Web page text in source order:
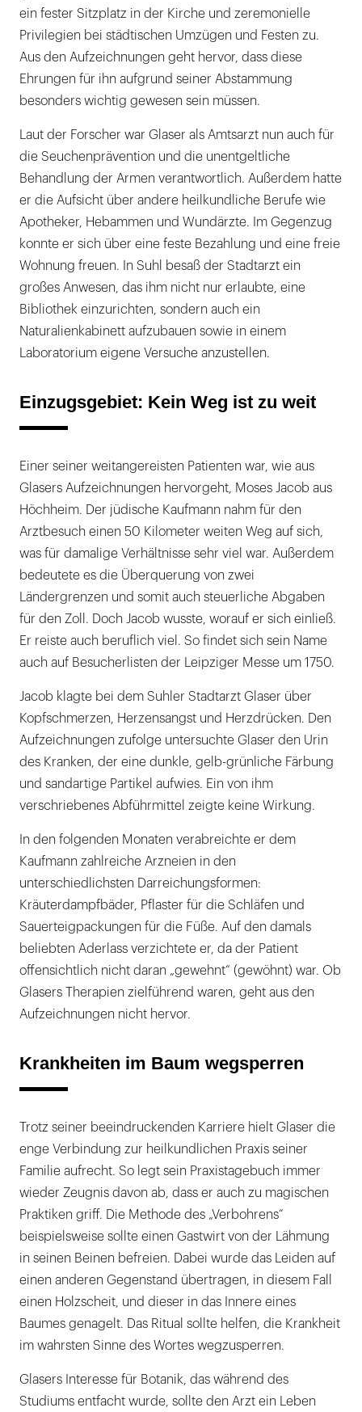
ein fester Sitzplatz in der Kirche und zeremonielle
Privilegien bei städtischen Umzügen und Festen zu.
Aus den Aufzeichnungen geht hervor, dass diese
Ehrungen für ihn aufgrund seiner Abstammung
besonders wichtig gewesen sein müssen.
Laut der Forscher war Glaser als Amtsarzt nun auch für
die Seuchenprävention und die unentgeltliche
Behandlung der Armen verantwortlich. Außerdem hatte
er die Aufsicht über andere heilkundliche Berufe wie
Apotheker, Hebammen und Wundärzte. Im Gegenzug
konnte er sich über eine feste Bezahlung und eine freie
Wohnung freuen. In Suhl besaß der Stadtarzt ein
großes Anwesen, das ihm nicht nur erlaubte, eine
Bibliothek einzurichten, sondern auch ein
Naturalienkabinett aufzubauen sowie in einem
Laboratorium eigene Versuche anzustellen.
Einzugsgebiet: Kein Weg ist zu weit
Einer seiner weitangereisten Patienten war, wie aus
Glasers Aufzeichnungen hervorgeht, Moses Jacob aus
Höchheim. Der jüdische Kaufmann nahm für den
Arztbesuch einen 50 Kilometer weiten Weg auf sich,
was für damalige Verhältnisse sehr viel war. Außerdem
bedeutete es die Überquerung von zwei
Ländergrenzen und somit auch steuerliche Abgaben
für den Zoll. Doch Jacob wusste, worauf er sich einließ.
Er reiste auch beruflich viel. So findet sich sein Name
auch auf Besucherlisten der Leipziger Messe um 1750.
Jacob klagte bei dem Suhler Stadtarzt Glaser über
Kopfschmerzen, Herzensangst und Herzdrücken. Den
Aufzeichnungen zufolge untersuchte Glaser den Urin
des Kranken, der eine dunkle, gelb-grünliche Färbung
und sandartige Partikel aufwies. Ein von ihm
verschriebenes Abführmittel zeigte keine Wirkung.
In den folgenden Monaten verabreichte er dem
Kaufmann zahlreiche Arzneien in den
unterschiedlichsten Darreichungsformen:
Kräuterdampfbäder, Pflaster für die Schläfen und
Sauerteigpackungen für die Füße. Auf den damals
beliebten Aderlass verzichtete er, da der Patient
offensichtlich nicht daran „gewehnt“ (gewöhnt) war. Ob
Glasers Therapien zielführend waren, geht aus den
Aufzeichnungen nicht hervor.
Krankheiten im Baum wegsperren
Trotz seiner beeindruckenden Karriere hielt Glaser die
enge Verbindung zur heilkundlichen Praxis seiner
Familie aufrecht. So legt sein Praxistagebuch immer
wieder Zeugnis davon ab, dass er auch zu magischen
Praktiken griff. Die Methode des „Verbohrens“
beispielsweise sollte einen Gastwirt von der Lähmung
in seinen Beinen befreien. Dabei wurde das Leiden auf
einen anderen Gegenstand übertragen, in diesem Fall
einen Holzscheit, und dieser in das Innere eines
Baumes genagelt. Das Ritual sollte helfen, die Krankheit
im wahrsten Sinne des Wortes wegzusperren.
Glasers Interesse für Botanik, das während des
Studiums entfacht wurde, sollte den Arzt ein Leben